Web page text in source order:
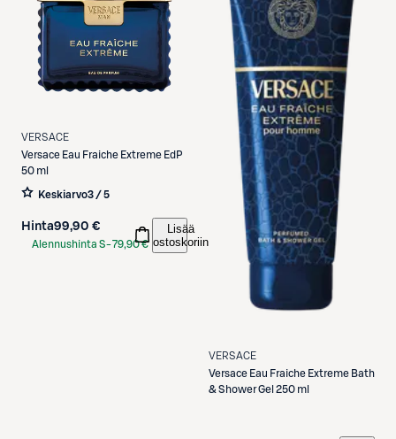
VERSACE
Versace Eau Fraiche Extreme EdP
50 ml
Keskiarvo3 / 5
Hinta99,90 €
Alennushinta S-79,90 €
Lisää
ostoskoriin
VERSACE
Versace Eau Fraiche Extreme Bath
& Shower Gel 250 ml